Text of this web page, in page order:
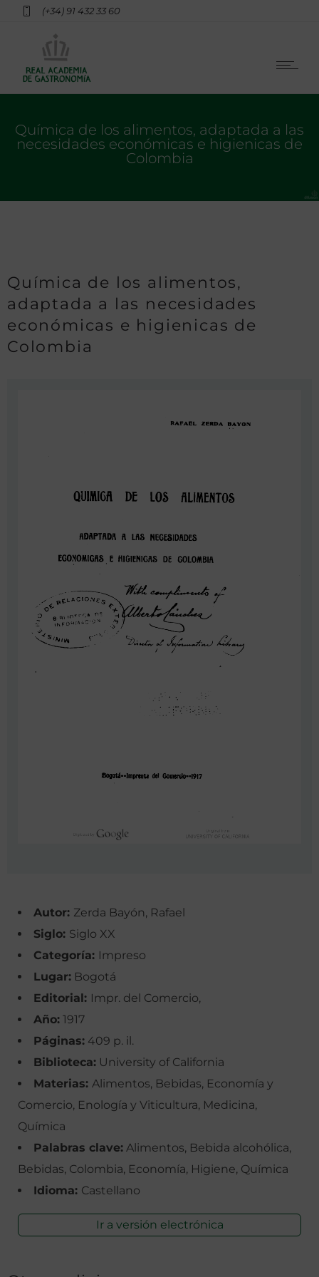
(+34) 91 432 33 60
Química de los alimentos, adaptada a las
necesidades económicas e higienicas de
Colombia
Química de los alimentos,
adaptada a las necesidades
económicas e higienicas de
Colombia
Autor: Zerda Bayón, Rafael
Siglo: Siglo XX
Categoría: Impreso
Lugar: Bogotá
Editorial: Impr. del Comercio,
Año: 1917
Páginas: 409 p. il.
Biblioteca: University of California
Materias: Alimentos, Bebidas, Economía y
Comercio, Enología y Viticultura, Medicina,
Química
Palabras clave: Alimentos, Bebida alcohólica,
Bebidas, Colombia, Economía, Higiene, Química
Idioma: Castellano
Ir a versión electrónica